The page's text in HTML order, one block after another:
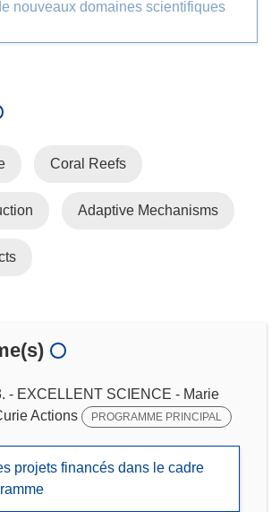
nouveaux domaines scientifiques
Coral Reefs
Adaptive Mechanisms
- EXCELLENT SCIENCE - Marie
Actions
PROGRAMME PRINCIPAL
projets financés dans le cadre